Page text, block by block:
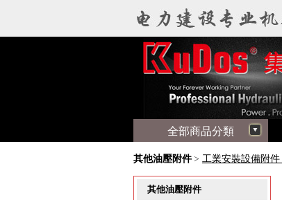
全部商品分類
其他油壓附件 > 工業安裝設備附件
其他油壓附件